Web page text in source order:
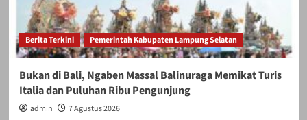
Berita Terkini Pemerintah Kabupaten Lampung Selatan
Bukan di Bali, Ngaben Massal Balinuraga Memikat Turis
Italia dan Puluhan Ribu Pengunjung
admin 7 Agustus 2026